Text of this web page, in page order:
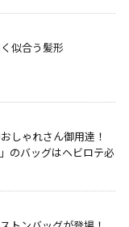
似合う髪形
しゃれさん御用達！
のバッグはヘビロテ必